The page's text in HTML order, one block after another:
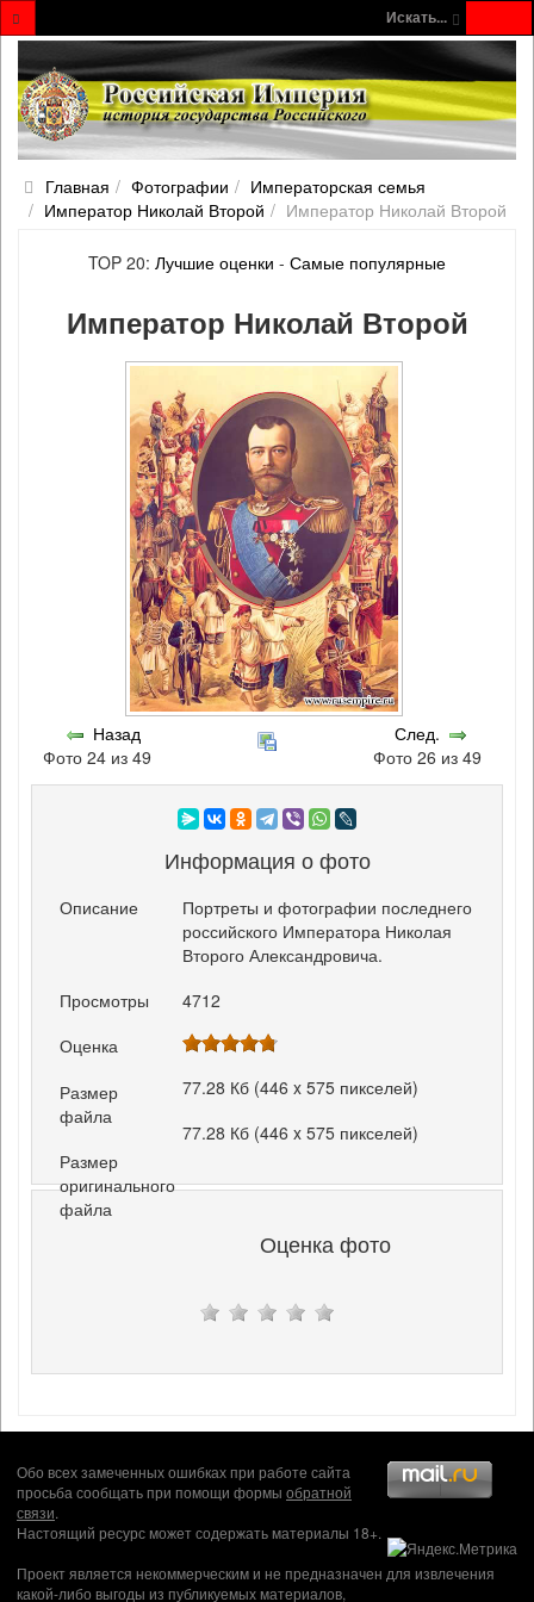
Искать...
Главная Фотографии
Императорская семья
Император Николай Второй
Император Николай Второй
TOP 20: Лучшие оценки - Самые популярные
Император Николай Второй
Назад
Фото 24 из 49
След.
Фото 26 из 49
Информация о фото
Описание
Портреты и фотографии последнего
российского Императора Николая
Второго Александровича.
Просмотры
4712
Оценка
Размер
файла
77.28 Кб (446 x 575 пикселей)
Размер
оригинального
файла
77.28 Кб (446 x 575 пикселей)
Оценка фото
Обо всех замеченных ошибках при работе сайта
просьба сообщать при помощи формы обратной
связи.
Настоящий ресурс может содержать материалы 18+.
Проект является некоммерческим и не предназначен для извлечения
какой-либо выгоды из публикуемых материалов,